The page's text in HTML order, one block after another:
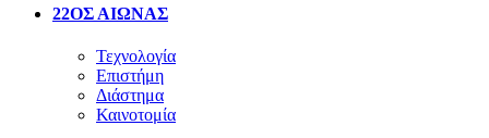
22ΟΣ ΑΙΩΝΑΣ
Τεχνολογία
Επιστήμη
Διάστημα
Καινοτομία